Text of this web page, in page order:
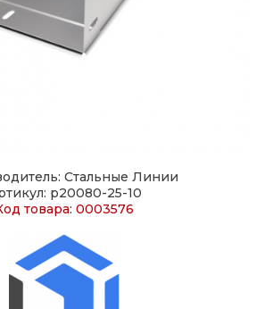
Стальные Линии
p20080-25-10
товара: 0003576